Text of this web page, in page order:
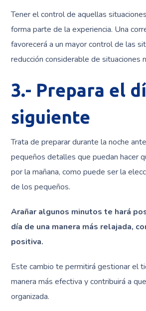
Tener el control de aquellas
forma parte de la experiencia. Una
favorecerá a un mayor control de las
reducción considerable de situaciones
3.- Prepara el
siguiente
Trata de preparar durante la noche
pequeños detalles que puedan hacer
por la mañana, como puede ser la
de los pequeños.
Arañar algunos minutos te hará
día de una manera más relajada,
positiva.
Este cambio te permitirá gestionar el
manera más efectiva y contribuirá a
organizada.